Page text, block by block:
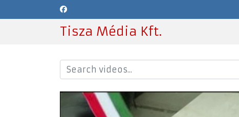
Tisza Média Kft.